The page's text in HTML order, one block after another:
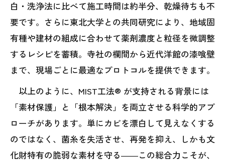
白・洗浄法に比べて施工時間は約半分、乾燥待ちも不
要です。さらに東北大学との共同研究により、地域固
有種や建材の組成に合わせて薬剤濃度と粒径を微調整
するレシピを蓄積。寺社の欄間から近代洋館の漆喰壁
まで、現場ごとに最適なプロトコルを提供できます。
以上のように、MIST工法® が支持される背景には
「素材保護」と「根本解決」を両立させる科学的アプ
ローチがあります。単にカビを漂白して見えなくする
のではなく、菌糸を失活させ、再発を抑え、しかも文
化財特有の脆弱な素材を守る――この総合力こそが、